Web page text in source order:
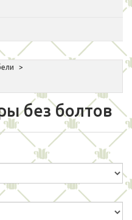
без болтов